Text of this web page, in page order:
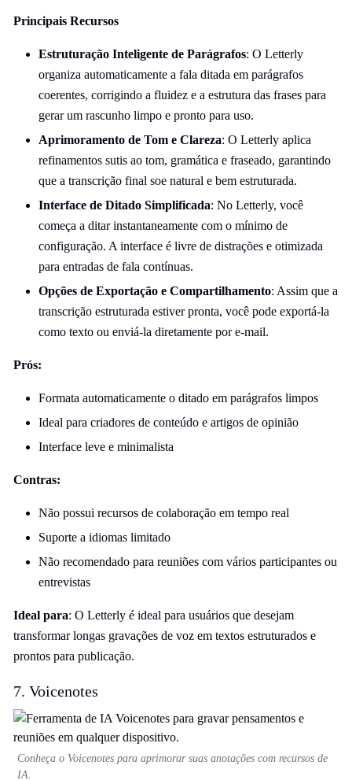
Principais Recursos
Estruturação Inteligente de Parágrafos: O Letterly
organiza automaticamente a fala ditada em parágrafos
coerentes, corrigindo a fluidez e a estrutura das frases para
gerar um rascunho limpo e pronto para uso.
Aprimoramento de Tom e Clareza: O Letterly aplica
refinamentos sutis ao tom, gramática e fraseado, garantindo
que a transcrição final soe natural e bem estruturada.
Interface de Ditado Simplificada: No Letterly, você
começa a ditar instantaneamente com o mínimo de
configuração. A interface é livre de distrações e otimizada
para entradas de fala contínuas.
Opções de Exportação e Compartilhamento: Assim que a
transcrição estruturada estiver pronta, você pode exportá-la
como texto ou enviá-la diretamente por e-mail.
Prós:
Formata automaticamente o ditado em parágrafos limpos
Ideal para criadores de conteúdo e artigos de opinião
Interface leve e minimalista
Contras:
Não possui recursos de colaboração em tempo real
Suporte a idiomas limitado
Não recomendado para reuniões com vários participantes ou
entrevistas
Ideal para: O Letterly é ideal para usuários que desejam
transformar longas gravações de voz em textos estruturados e
prontos para publicação.
7. Voicenotes
Conheça o Voicenotes para aprimorar suas anotações com recursos de
IA.